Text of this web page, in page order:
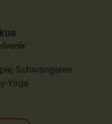
Schwangeren-
Yoga